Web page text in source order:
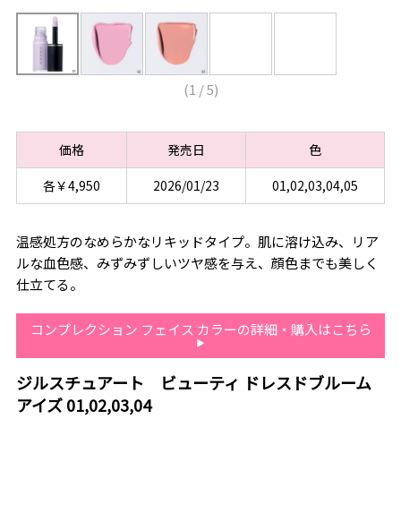
(1 /5)
価格 発売日
色
各￥4,950
2026/01/23 01,02,03,04,05
温感処方のなめらかなリキッドタイプ。肌に溶け込み、リア
ルな血色感、みずみずしいツヤ感を与え、顔色までも美しく
仕立てる。
コンプレクション フェイス カラーの詳細・購入はこちら
ジルスチュアート ビューティ ドレスドブルーム
アイズ 01,02,03,04